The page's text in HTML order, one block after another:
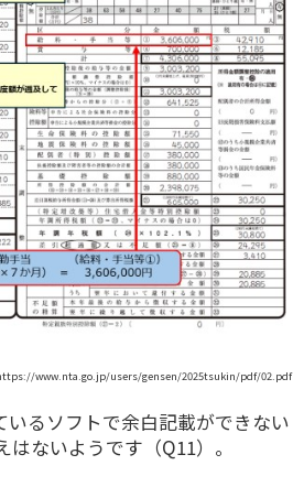
https://www.nta.go.jp/users/gensen/2025tsukin/pdf/02.pdf
るソフトで余白記載ができない
ないようです（Q11）。